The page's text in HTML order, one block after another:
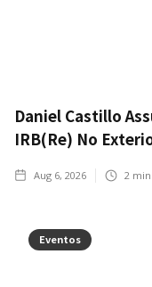
Daniel Castillo
IRB(Re) No
Aug 6, 2026 2
Eventos